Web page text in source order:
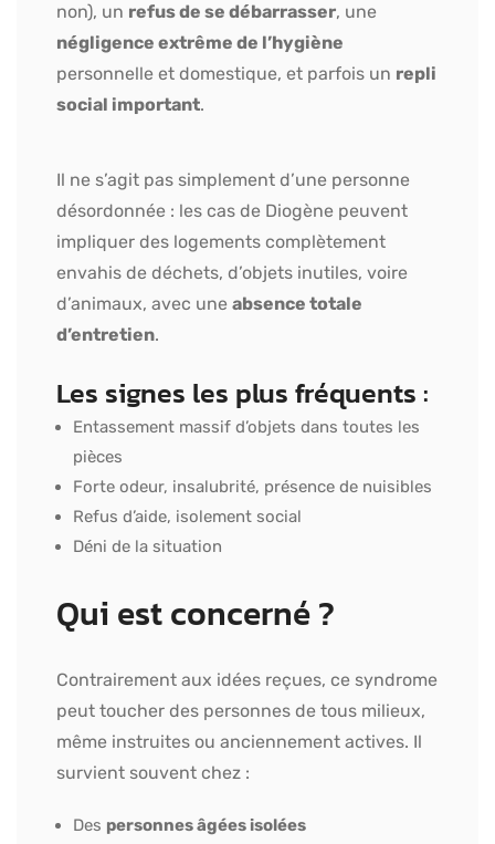
non), un refus de se débarrasser, une
négligence extrême de l’hygiène
personnelle et domestique, et parfois un repli
social important.
Il ne s’agit pas simplement d’une personne
désordonnée : les cas de Diogène peuvent
impliquer des logements complètement
envahis de déchets, d’objets inutiles, voire
d’animaux, avec une absence totale
d’entretien.
Les signes les plus fréquents :
Entassement massif d’objets dans toutes les
pièces
Forte odeur, insalubrité, présence de nuisibles
Refus d’aide, isolement social
Déni de la situation
Qui est concerné ?
Contrairement aux idées reçues, ce syndrome
peut toucher des personnes de tous milieux,
même instruites ou anciennement actives. Il
survient souvent chez :
Des personnes âgées isolées